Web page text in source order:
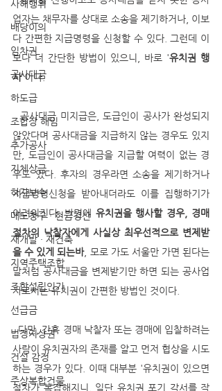
사해행위
배당이의
임차권
공사대금
하도급
조합장 해임
추가공사
지체상금
하자보수
매도청구 · 현금청산
재개발 · 재건축
지역주택조합
조합설립인가
선급금
법정지상권
건설 감정
주상복합건물
업자는 채무자를 상대로 소송을 제기하거나, 이보
다 간편한 지급명령을 신청할 수 있다. 그런데 이
보다 더 간단한 방법이 있으니, 바로 '유치권 행
사'이다.
  공사대금 미지급은, 도급인이 공사가 완성되지
않았다며 공사대금을 지급하지 않는 경우도 있지
만, 도급인이 공사대금을 지급할 여력이 없는 경
우도 있다. 후자의 경우라면 소송을 제기하거나
지급명령신청을 받아내더라도 이를 집행하기가
어려워진다. 반면에 유치권을 행사할 경우, 경매
절차의 낙찰자에게 사실상 최우선적으로 변제받
을 수 있게 되는바, 모로 가도 서울만 가면 된다는
말처럼 공사대금을 변제받기만 하면 되는 공사업
자로서는 유치권이 간편한 방법인 것이다.
  다만, 간혹 경매 낙찰자 또는 경매에 입찰하려는
사람이 유치권자의 존재를 알고 먼저 협상을 시도
하는 경우가 있다. 이때 대부분 '유치권이 있으면
절차가 복잡해지니, 일단 유치권 포기 각서를 작